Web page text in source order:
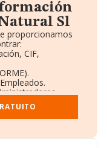
Sl
proporcionamos
CIF,
otras empresas.